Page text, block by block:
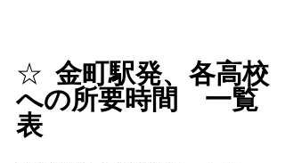
☆ 金町駅発、各高校
への所要時間　一覧
表